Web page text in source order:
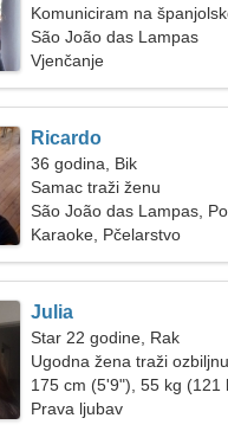
Komuniciram na
São João das Lampas
Vjenčanje
Ricardo
36 godina, Bik
Samac traži ženu
São João das Lampas,
Karaoke, Pčelarstvo
Julia
Star 22 godine, Rak
Ugodna žena traži
175 cm (5'9"), 55 kg (121
Prava ljubav